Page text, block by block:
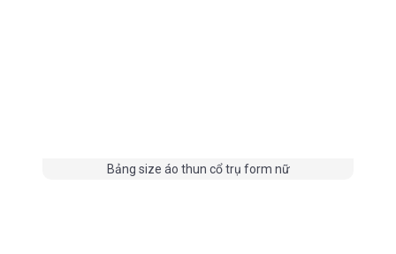
Bảng size áo thun cổ trụ form nữ